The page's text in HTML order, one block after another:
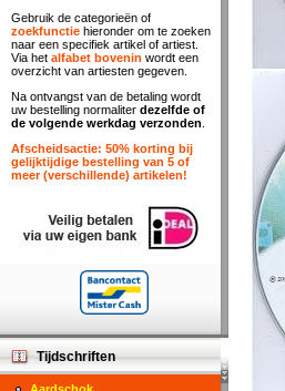
Gebruik de categorieën of
zoekfunctie hieronder om te zoeken
naar een specifiek artikel of artiest.
Via het alfabet bovenin wordt een
overzicht van artiesten gegeven.
Na ontvangst van de betaling wordt
uw bestelling normaliter dezelfde of
de volgende werkdag verzonden
Afscheidsactie: 50% korting bij
gelijktijdige bestelling van 5 of
meer (verschillende) artikelen!
Tijdschriften